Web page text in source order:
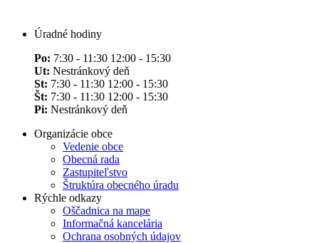
Úradné hodiny
Po: 7:30 - 11:30 12:00 - 15:30
Ut: Nestránkový deň
St: 7:30 - 11:30 12:00 - 15:30
Št: 7:30 - 11:30 12:00 - 15:30
Pi: Nestránkový deň
Organizácie obce
Vedenie obce
Obecná rada
Zastupiteľstvo
Štruktúra obecného úradu
Rýchle odkazy
Oščadnica na mape
Informačná kancelária
Ochrana osobných údajov